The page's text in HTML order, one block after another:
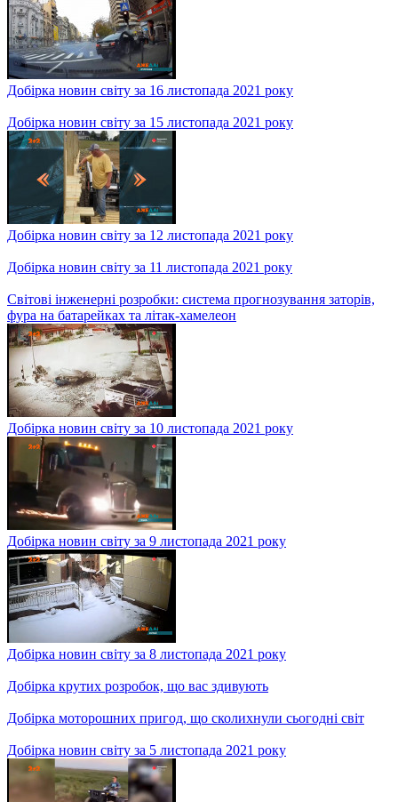
Під час роботи на складі на чоловіка впали стелажі
Добірка новин світу за 17 листопада 2021 року
Добірка новин світу за 15 листопада 2021 року
Добірка новин світу за 12 листопада 2021 року
Добірка новин світу за 11 листопада 2021 року
фура на батарейках та літак-хамелеон